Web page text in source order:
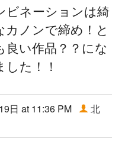
ビネーションは綺
カノンで締め！と
良い作品？？にな
した！！
日 at 11:36 PM
北